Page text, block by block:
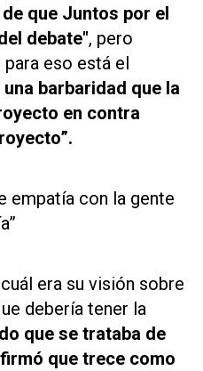
que Juntos por el
debate", pero
eso está el
una barbaridad que la
en contra
empatía con la gente
era su visión sobre
debería tener la
que se trataba de
que trece como